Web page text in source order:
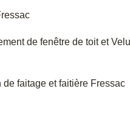
de fenêtre de toit et
faitage et faitière Fressac